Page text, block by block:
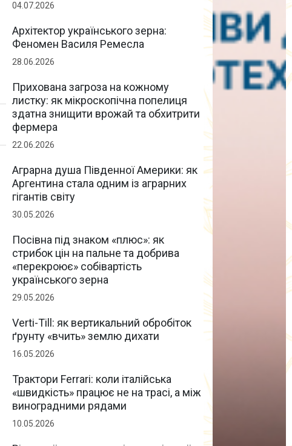
04.07.2026
Архітектор українського зерна:
Феномен Василя Ремесла
28.06.2026
Прихована загроза на кожному
листку: як мікроскопічна попелиця
здатна знищити врожай та обхитрити
фермера
22.06.2026
Аграрна душа Південної Америки: як
Аргентина стала одним із аграрних
гігантів світу
30.05.2026
Посівна під знаком «плюс»: як
стрибок цін на пальне та добрива
«перекроює» собівартість
українського зерна
29.05.2026
Verti-Till: як вертикальний обробіток
ґрунту «вчить» землю дихати
16.05.2026
Трактори Ferrari: коли італійська
«швидкість» працює не на трасі, а між
виноградними рядами
10.05.2026